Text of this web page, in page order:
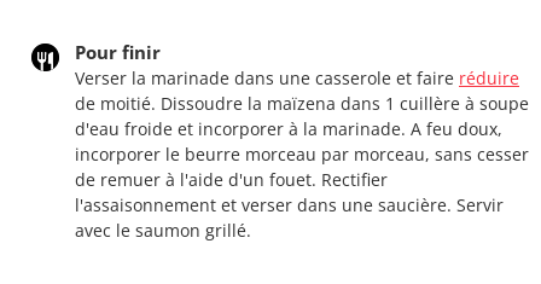
Pour finir
Verser la marinade dans une casserole et faire réduire
de moitié. Dissoudre la maïzena dans 1 cuillère à soupe
d'eau froide et incorporer à la marinade. A feu doux,
incorporer le beurre morceau par morceau, sans cesser
de remuer à l'aide d'un fouet. Rectifier
l'assaisonnement et verser dans une saucière. Servir
avec le saumon grillé.